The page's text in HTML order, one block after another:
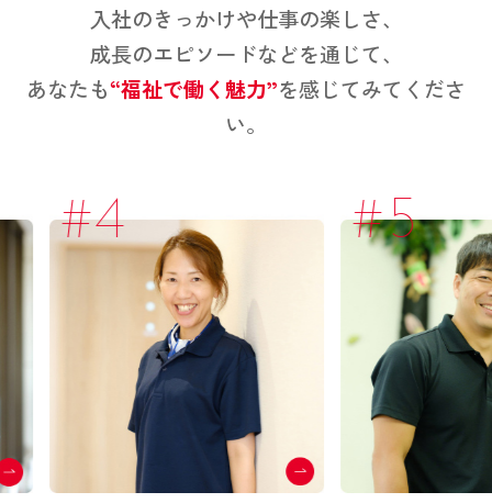
入社のきっかけや仕事の楽しさ、
成長のエピソードなどを通じて、
あなたも“福祉で働く魅力”を感じてみてくださ
い。
#5